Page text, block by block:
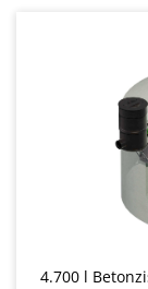
4.700 l